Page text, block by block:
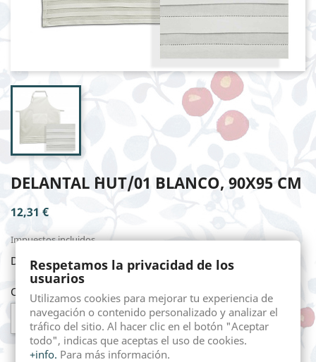
DELANTAL `HUT/01 BLANCO, 90X95 CM
12,31 €
Impuestos incluidos
DELANTAL `HUT/01 BLANCO, 90X95 cm
Cantidad
 AÑADIR AL CARRITO
Respetamos la privacidad de los
usuarios
Utilizamos cookies para mejorar tu experiencia de
navegación o contenido personalizado y analizar el
tráfico del sitio. Al hacer clic en el botón "Aceptar
todo", indicas que aceptas el uso de cookies.
+info. Para más información.